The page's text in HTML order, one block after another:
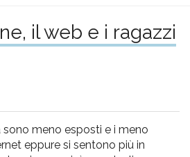
il web e i ragazzi
sono meno esposti e i meno
eppure si sentono più in